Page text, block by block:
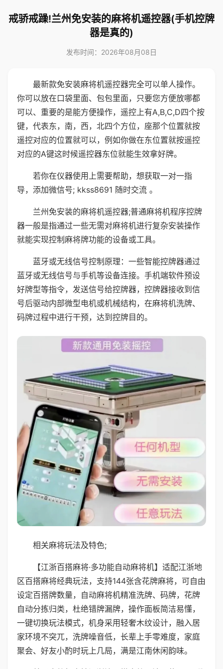
戒骄戒躁!兰州免安装的麻将机遥控器(手机控牌
器是真的)
发布时间：2026年08月08日
最新款免安装麻将机遥控器完全可以单人操作。
你可以放在口袋里面、包包里面，只要您方便放哪都
可以、重要的是能方便操作，遥控上有A,B,C,D四个按
键，代表东，南，西，北四个方位，座那个位置就按
遥控对应的位置就可以，例如你做在东位置就按遥控
对应的A键这时候遥控器东位就能生效拿好牌。
若你在仪器使用上需要帮助，想获取一对一指
导，添加微信号; kkss8691 随时交流 。
兰州免安装的麻将机遥控器;普通麻将机程序控牌
器一般是指通过一些无需对麻将机进行复杂安装操作
就能实现控制麻将牌功能的设备或工具。
蓝牙或无线信号控制原理：一些智能控牌器通过
蓝牙或无线信号与手机等设备连接。手机端软件预设
好牌型等指令，发送信号给控牌器，控牌器接收到信
号后驱动内部微型电机或机械结构，在麻将机洗牌、
码牌过程中进行干预，达到控牌目的。
相关麻将玩法及特色;
【江浙百搭麻将·多功能自动麻将机】适配江浙地
区百搭麻将经典玩法，支持144张含花牌麻将，可自由
设定百搭牌数量，自动麻将机精准洗牌、码牌，花牌
自动分拣归类，杜绝错牌漏牌，操作面板简洁易懂，
一键切换玩法模式，机身采用轻奢木纹设计，融入居
家环境不突兀，洗牌噪音低，长辈上手零难度，家庭
聚会、好友小酌时玩上几局，满是江南休闲韵味。